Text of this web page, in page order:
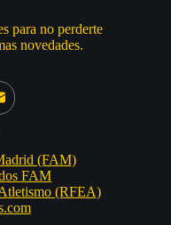
para no perderte
novedades.
(FAM)
FAM
(RFEA)